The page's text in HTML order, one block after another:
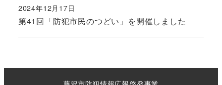
第41回「防犯市民のつどい」を開催しました
2024年12月17日